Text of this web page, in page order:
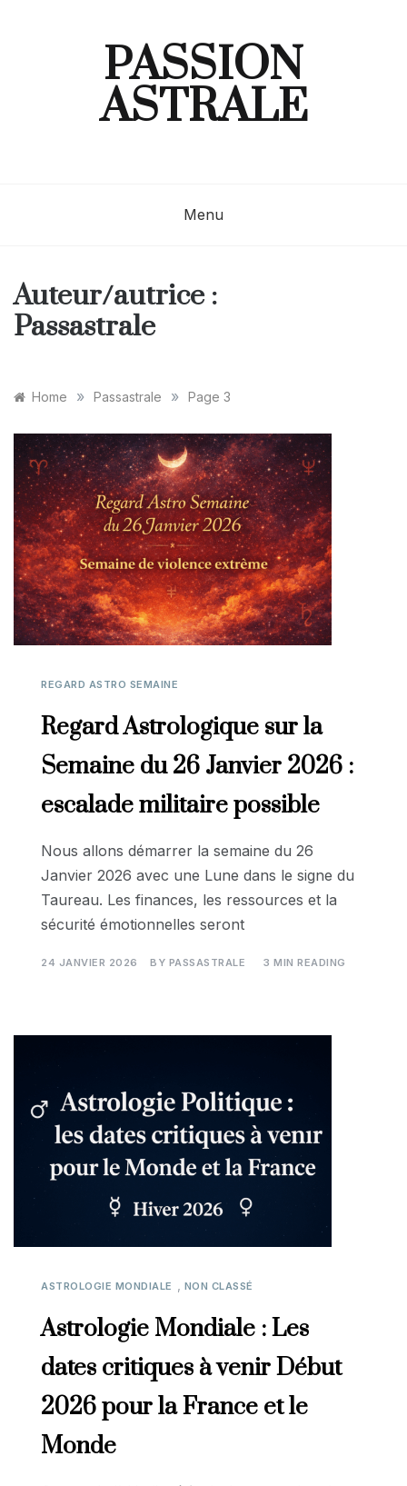
PASSION
ASTRALE
Menu
Auteur/autrice :
Passastrale
Home » Passastrale » Page 3
REGARD ASTRO SEMAINE
Regard Astrologique sur la
Semaine du 26 Janvier 2026 :
escalade militaire possible
Nous allons démarrer la semaine du 26
Janvier 2026 avec une Lune dans le signe du
Taureau. Les finances, les ressources et la
sécurité émotionnelles seront
24 JANVIER 2026 BY PASSASTRALE 3 MIN READING
ASTROLOGIE MONDIALE NON CLASSÉ
Astrologie Mondiale : Les
dates critiques à venir Début
2026 pour la France et le
Monde